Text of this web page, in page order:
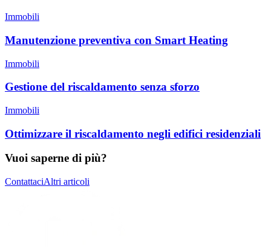
Immobili
Manutenzione preventiva con Smart Heating
Immobili
Gestione del riscaldamento senza sforzo
Immobili
Ottimizzare il riscaldamento negli edifici residenziali
Vuoi saperne di più?
ContattaciAltri articoli